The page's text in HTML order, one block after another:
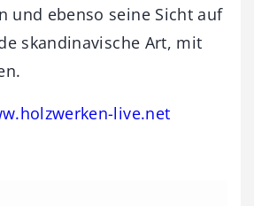
und ebenso seine Sicht auf
skandinavische Art, mit
live.net